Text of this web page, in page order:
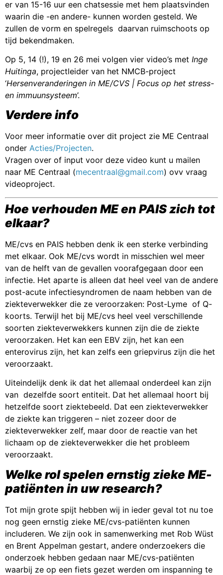
er van 15-16 uur een chatsessie met hem plaatsvinden
waarin die -en andere- kunnen worden gesteld. We
zullen de vorm en spelregels daarvan ruimschoots op
tijd bekendmaken.
Op 5, 14 (!), 19 en 26 mei volgen vier video’s met Inge
Huitinga, projectleider van het NMCB-project
‘Hersenveranderingen in ME/CVS | Focus op het stress-
en immuunsysteem’.
Verdere info
Voor meer informatie over dit project zie ME Centraal
onder Acties/Projecten.
Vragen over of input voor deze video kunt u mailen
naar ME Centraal (mecentraal@gmail.com) ovv vraag
videoproject.
Hoe verhouden ME en PAIS zich tot
elkaar?
ME/cvs en PAIS hebben denk ik een sterke verbinding
met elkaar. Ook ME/cvs wordt in misschien wel meer
van de helft van de gevallen voorafgegaan door een
infectie. Het aparte is alleen dat heel veel van de andere
post-acute infectiesyndromen de naam hebben van de
ziekteverwekker die ze veroorzaken: Post-Lyme of Q-
koorts. Terwijl het bij ME/cvs heel veel verschillende
soorten ziekteverwekkers kunnen zijn die de ziekte
veroorzaken. Het kan een EBV zijn, het kan een
enterovirus zijn, het kan zelfs een griepvirus zijn die het
veroorzaakt.
Uiteindelijk denk ik dat het allemaal onderdeel kan zijn
van dezelfde soort entiteit. Dat het allemaal hoort bij
hetzelfde soort ziektebeeld. Dat een ziekteverwekker
de ziekte kan triggeren – niet zozeer door de
ziekteverwekker zelf, maar door de reactie van het
lichaam op de ziekteverwekker die het probleem
veroorzaakt.
Welke rol spelen ernstig zieke ME-
patiënten in uw research?
Tot mijn grote spijt hebben wij in ieder geval tot nu toe
nog geen ernstig zieke ME/cvs-patiënten kunnen
includeren. We zijn ook in samenwerking met Rob Wüst
en Brent Appelman gestart, andere onderzoekers die
onderzoek hebben gedaan naar ME/cvs-patiënten
waarbij ze op een fiets gezet werden om inspanning te